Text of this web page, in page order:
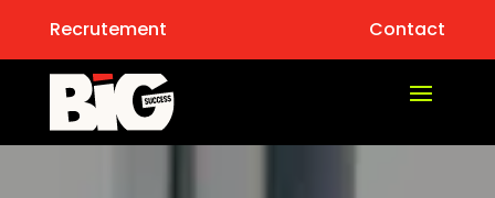
Recrutement Contact